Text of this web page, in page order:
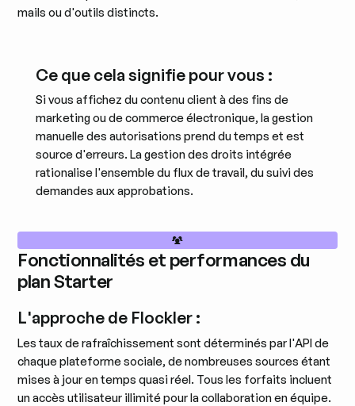
mails ou d'outils distincts.
Ce que cela signifie pour vous :
Si vous affichez du contenu client à des fins de
marketing ou de commerce électronique, la gestion
manuelle des autorisations prend du temps et est
source d'erreurs. La gestion des droits intégrée
rationalise l'ensemble du flux de travail, du suivi des
demandes aux approbations.
Fonctionnalités et performances du
plan Starter
L'approche de Flockler :
Les taux de rafraîchissement sont déterminés par l'API de
chaque plateforme sociale, de nombreuses sources étant
mises à jour en temps quasi réel. Tous les forfaits incluent
un accès utilisateur illimité pour la collaboration en équipe.